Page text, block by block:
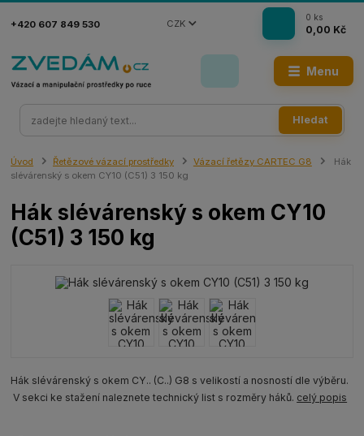
Menu
CZK
Hledat
+420 607 849 530
0 ks
0,00 Kč
Úvod Řetězové vázací prostředky Vázací řetězy CARTEC G8
Hák
slévárenský s okem CY10 (C51) 3 150 kg
Hák slévárenský s okem CY10
(C51) 3 150 kg
Hák slévárenský s okem CY.. (C..) G8 s velikostí a nosností dle výběru.
V sekci ke stažení naleznete technický list s rozměry háků. celý popis